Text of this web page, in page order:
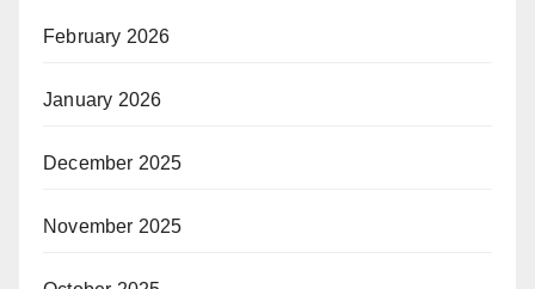
February 2026
January 2026
December 2025
November 2025